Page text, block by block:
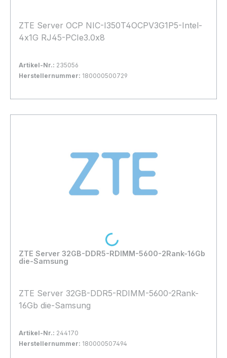
ZTE Server OCP NIC-I350T4OCPV3G1P5-Intel-
4x1G RJ45-PCIe3.0x8
Artikel-Nr.: 235056
Herstellernummer: 180000500729
In den Warenkorb
ZTE Server 32GB-DDR5-RDIMM-5600-2Rank-16Gb
die-Samsung
ZTE Server 32GB-DDR5-RDIMM-5600-2Rank-
16Gb die-Samsung
Artikel-Nr.: 244170
Herstellernummer: 180000507494
Loading...